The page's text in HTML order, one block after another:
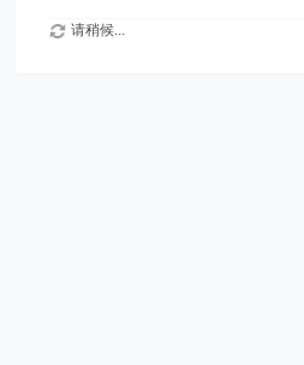
请稍候...